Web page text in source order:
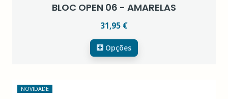
BLOC OPEN 06 - AMARELAS
31,95 €
Opções
NOVIDADE